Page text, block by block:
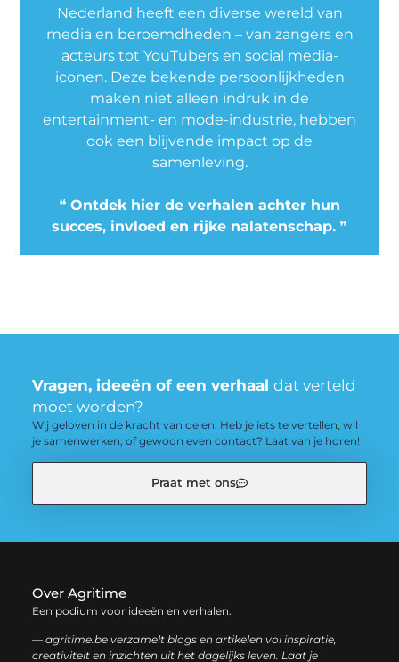
Nederland heeft een diverse wereld van
media en beroemdheden – van zangers en
acteurs tot YouTubers en social media-
iconen. Deze bekende persoonlijkheden
maken niet alleen indruk in de
entertainment- en mode-industrie, hebben
ook een blijvende impact op de
samenleving.
❝ Ontdek hier de verhalen achter hun
succes, invloed en rijke nalatenschap. ❞
Vragen, ideeën of een verhaal dat verteld
moet worden?
Wij geloven in de kracht van delen. Heb je iets te vertellen, wil
je samenwerken, of gewoon even contact? Laat van je horen!
Praat met ons
Over Agritime
Een podium voor ideeën en verhalen.
— agritime.be verzamelt blogs en artikelen vol inspiratie,
creativiteit en inzichten uit het dagelijks leven. Laat je